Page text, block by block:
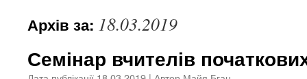
Архів за: 18.03.2019
Семінар вчителів